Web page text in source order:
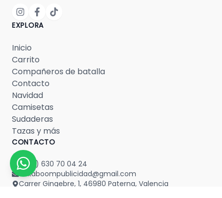
EXPLORA
Inicio
Carrito
Compañeros de batalla
Contacto
Navidad
Camisetas
Sudaderas
Tazas y más
CONTACTO
(+34) 630 70 04 24
bakaboompublicidad@gmail.com
Carrer Gingebre, 1, 46980 Paterna, Valencia